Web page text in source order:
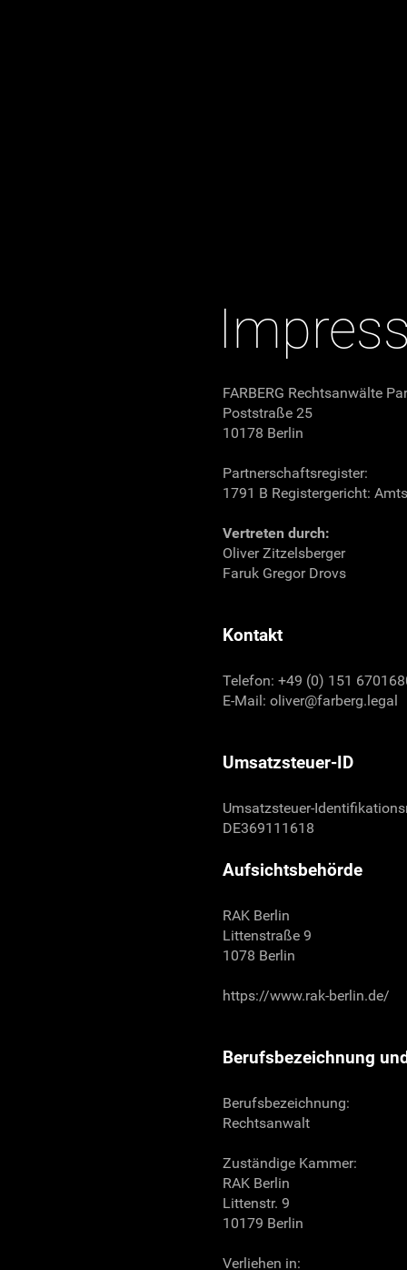
FARBERG Rechtsanwälte
Poststraße 25
10178 Berlin
Partnerschaftsregister:
1791 B Registergericht:
Vertreten durch:
Oliver Zitzelsberger
Faruk Gregor Drovs
Kontakt
Telefon: +49 (0) 151
E-Mail: oliver@farberg.legal
Umsatzsteuer-ID
Umsatzsteuer-
DE369111618
Aufsichtsbehörde
RAK Berlin
Littenstraße 9
1078 Berlin
https://www.rak-berlin.de/
Berufsbezeichnung
Berufsbezeichnung:
Rechtsanwalt
Zuständige Kammer:
RAK Berlin
Littenstr. 9
10179 Berlin
Verliehen in: